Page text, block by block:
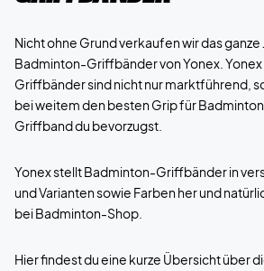
Nicht ohne Grund verkaufen wir das ganze
Badminton-Griffbänder von Yonex.
Griffbänder sind nicht nur marktführend,
bei weitem den besten Grip für
Griffband du bevorzugst.
Yonex stellt Badminton-Griffbänder in
und Varianten sowie Farben her und
bei Badminton-Shop.
Hier findest du eine kurze Übersicht über